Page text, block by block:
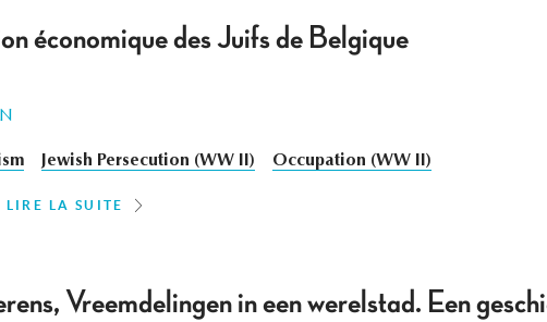
économique des Juifs de Belgique
Jewish Persecution (WW II) Occupation (WW II)
LIRE LA SUITE
Vreemdelingen in een werelstad. Een